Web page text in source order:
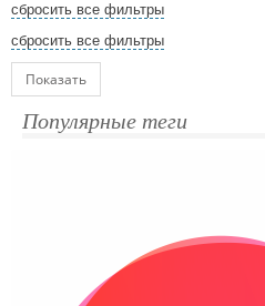
сбросить все фильтры
сбросить все фильтры
Показать
Популярные теги